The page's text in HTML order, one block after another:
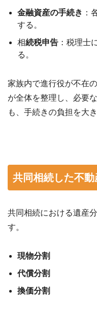
金融資産の手続き ：
する。
相続税申告 ：税理士
る。
家族内で進行役が不在
が全体を整理し、必要
も、手続きの負担を大
共同相続した不
共同相続における遺産
す。
現物分割
代償分割
換価分割